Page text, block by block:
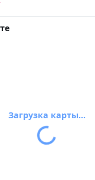
Загрузка карты...